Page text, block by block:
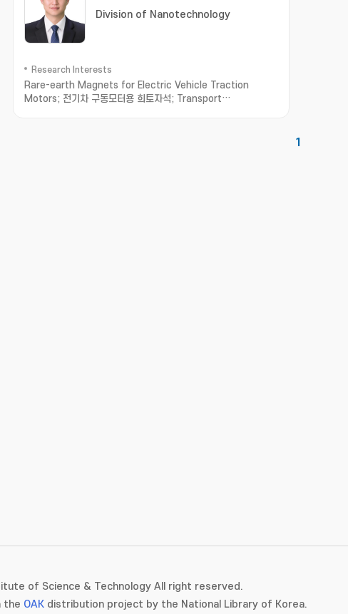
Division of Nanotechnology
Research Interests
Rare-earth Magnets for Electric Vehicle Traction
Motors; 전기차 구동모터용 희토자석; Transport
1
of Science & Technology All right reserved.
the OAK distribution project by the National Library of Korea.